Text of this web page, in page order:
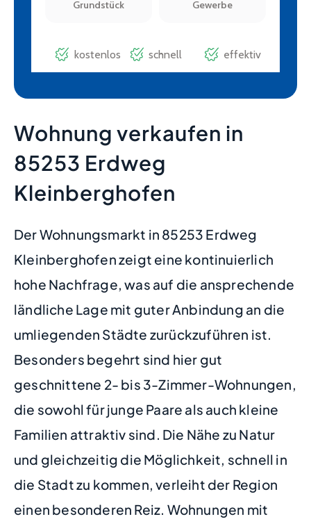
Wohnung verkaufen in
85253 Erdweg
Kleinberghofen
Der Wohnungsmarkt in 85253 Erdweg
Kleinberghofen zeigt eine kontinuierlich
hohe Nachfrage, was auf die ansprechende
ländliche Lage mit guter Anbindung an die
umliegenden Städte zurückzuführen ist.
Besonders begehrt sind hier gut
geschnittene 2- bis 3-Zimmer-Wohnungen,
die sowohl für junge Paare als auch kleine
Familien attraktiv sind. Die Nähe zu Natur
und gleichzeitig die Möglichkeit, schnell in
die Stadt zu kommen, verleiht der Region
einen besonderen Reiz. Wohnungen mit